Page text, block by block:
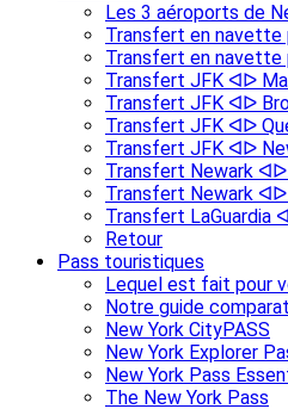
Les 3 aéroports de
Transfert en navette
Transfert en navette
Transfert JFK ᐊᐅ
Transfert JFK ᐊᐅ
Transfert JFK ᐊᐅ
Transfert JFK ᐊᐅ
Transfert Newark
Transfert Newark
Transfert LaGuardia
Retour
Pass touristiques
Lequel est fait pour
Notre guide
New York CityPASS
New York Explorer
New York Pass
The New York Pass